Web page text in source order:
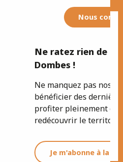
Nous
Ne ratez rien de
Dombes !
Ne manquez pas nos
bénéficier des
profiter pleinement de
redécouvrir le territoire.
Je m'abonne à la